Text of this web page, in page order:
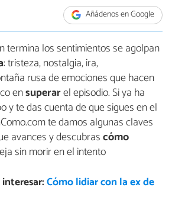
Añádenos en Google
termina los sentimientos se agolpan
: tristeza, nostalgia, ira,
rusa de emociones que hacen
ensuperarel episodio. Si ya ha
y te das cuenta de que sigues en el
te damos algunas claves
avances y descubrascómo
sin morir en el intento
Cómo lidiar con la ex de